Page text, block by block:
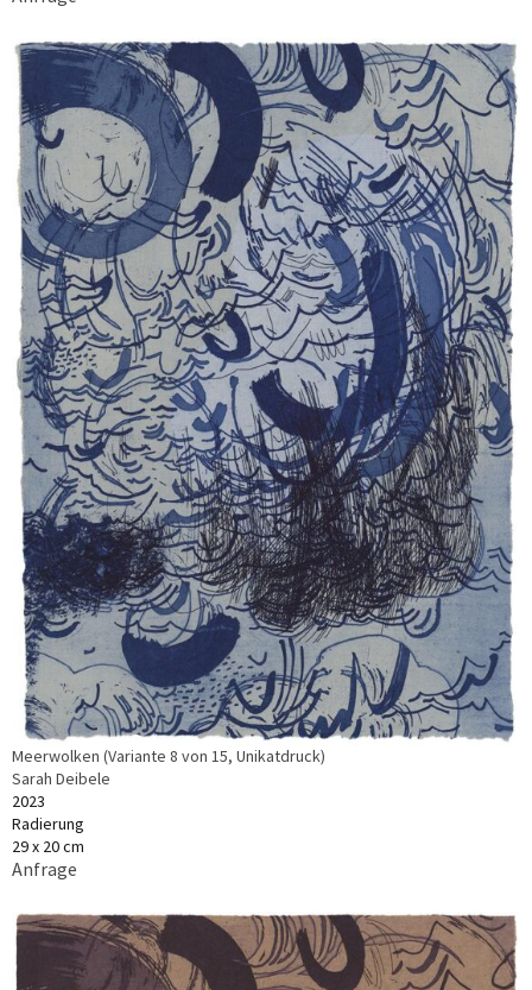
Meerwolken (Variante 8 von 15, Unikatdruck)
Sarah Deibele
2023
Radierung
29 x 20 cm
Anfrage